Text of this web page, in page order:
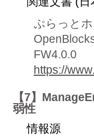
ぷらっと
FW4.0.0
https://
【7】
弱性
情報源